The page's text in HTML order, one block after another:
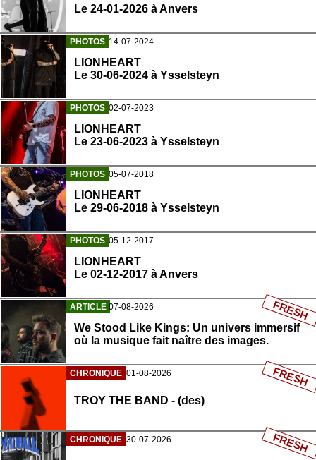
Le 24-01-2026 à Anvers
PHOTOS 14-07-2024
LIONHEART
Le 30-06-2024 à Ysselsteyn
PHOTOS 02-07-2023
LIONHEART
Le 23-06-2023 à Ysselsteyn
PHOTOS 05-07-2018
LIONHEART
Le 29-06-2018 à Ysselsteyn
PHOTOS 05-12-2017
LIONHEART
Le 02-12-2017 à Anvers
ARTICLE 07-08-2026
We Stood Like Kings: Un univers immersif
où la musique fait naître des images.
FRESH
CHRONIQUE 01-08-2026
TROY THE BAND - (des)
FRESH
CHRONIQUE 30-07-2026 FRESH